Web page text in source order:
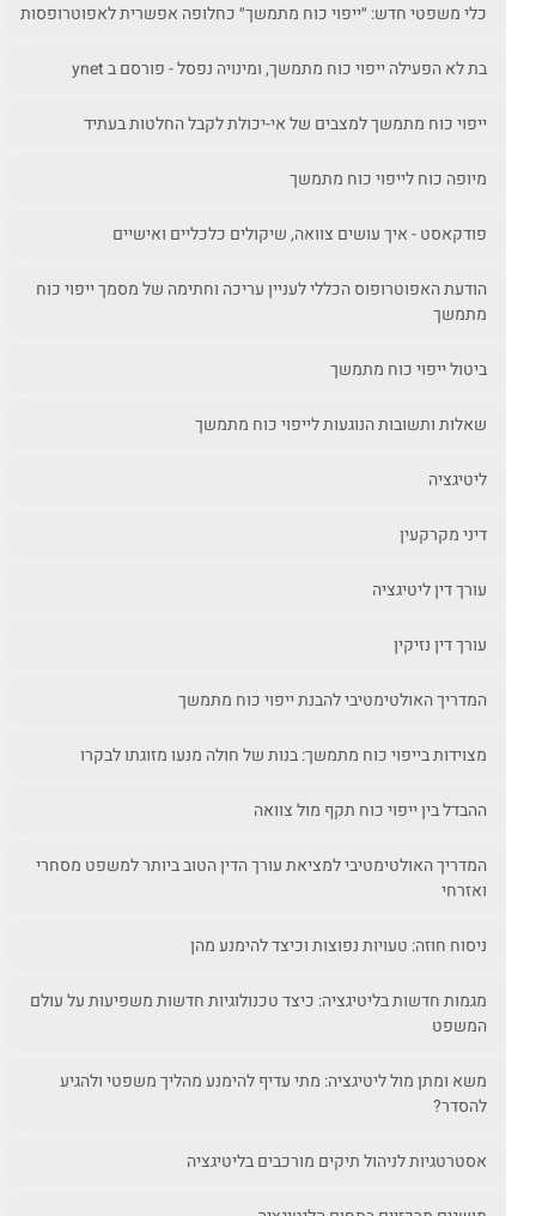
כלי משפטי חדש: ״ייפוי כוח מתמשך״ כחלופה אפשרית לאפוטרופסות
בת לא הפעילה ייפוי כוח מתמשך, ומינויה נפסל - פורסם ב ynet
ייפוי כוח מתמשך למצבים של אי-יכולת לקבל החלטות בעתיד
מיופה כוח לייפוי כוח מתמשך
פודקאסט - איך עושים צוואה, שיקולים כלכליים ואישיים
הודעת האפוטרופוס הכללי לעניין עריכה וחתימה של מסמך ייפוי כוח
מתמשך
ביטול ייפוי כוח מתמשך
שאלות ותשובות הנוגעות לייפוי כוח מתמשך
ליטיגציה
דיני מקרקעין
עורך דין ליטיגציה
עורך דין נזיקין
המדריך האולטימטיבי להבנת ייפוי כוח מתמשך
מצוידות בייפוי כוח מתמשך: בנות של חולה מנעו מזוגתו לבקרו
ההבדל בין ייפוי כוח תקף מול צוואה
המדריך האולטימטיבי למציאת עורך הדין הטוב ביותר למשפט מסחרי
ואזרחי
ניסוח חוזה: טעויות נפוצות וכיצד להימנע מהן
מגמות חדשות בליטיגציה: כיצד טכנולוגיות חדשות משפיעות על עולם
המשפט
משא ומתן מול ליטיגציה: מתי עדיף להימנע מהליך משפטי ולהגיע
להסדר?
אסטרטגיות לניהול תיקים מורכבים בליטיגציה